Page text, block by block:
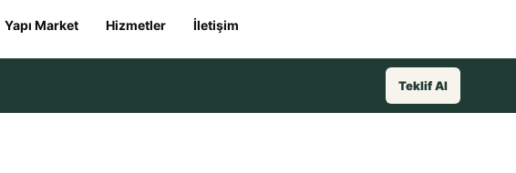
Yapı Market Hizmetler İletişim
Teklif Al